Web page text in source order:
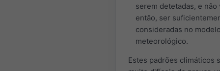
serem detetadas, e não
então, ser
consideradas no
meteorológico.
Estes padrões climáticos